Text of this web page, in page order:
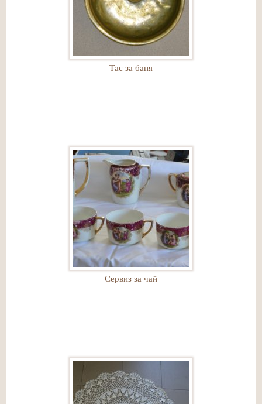
Тас за баня
Сервиз за чай